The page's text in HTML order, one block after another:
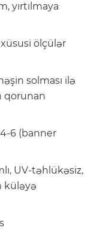
yırtılmaya
xüsusi ölçülər
solması ilə
qorunan
6 (banner
UV-təhlükəsiz,
küləyə